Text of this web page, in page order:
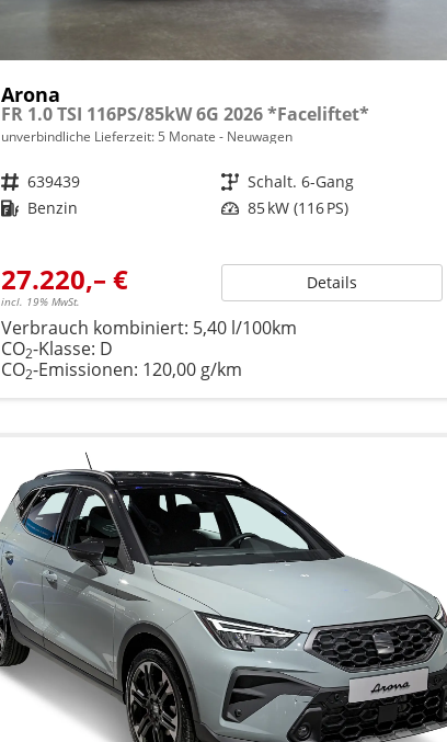
Arona
FR 1.0 TSI 116PS/85kW 6G 2026 *Faceliftet*
unverbindliche Lieferzeit: 5 Monate Neuwagen
Fahrzeugnr. 639439 Getriebe Schalt. 6-Gang
Kraftstoff Benzin Leistung 85 kW (116 PS)
27.220,– €
incl. 19% MwSt.
Details
Verbrauch kombiniert: 5,40 l/100km
CO2-Klasse: D
CO2-Emissionen: 120,00 g/km